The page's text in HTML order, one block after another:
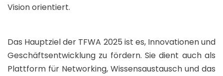
Vision orientiert.
Das Hauptziel der TFWA 2025 ist es, Innovationen und
Geschäftsentwicklung zu fördern. Sie dient auch als
Plattform für Networking, Wissensaustausch und das